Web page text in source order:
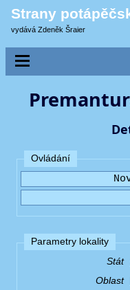
Strany
vydává Zdeněk Šraier
Ovládání
Parametry lokality
Stát
Oblast